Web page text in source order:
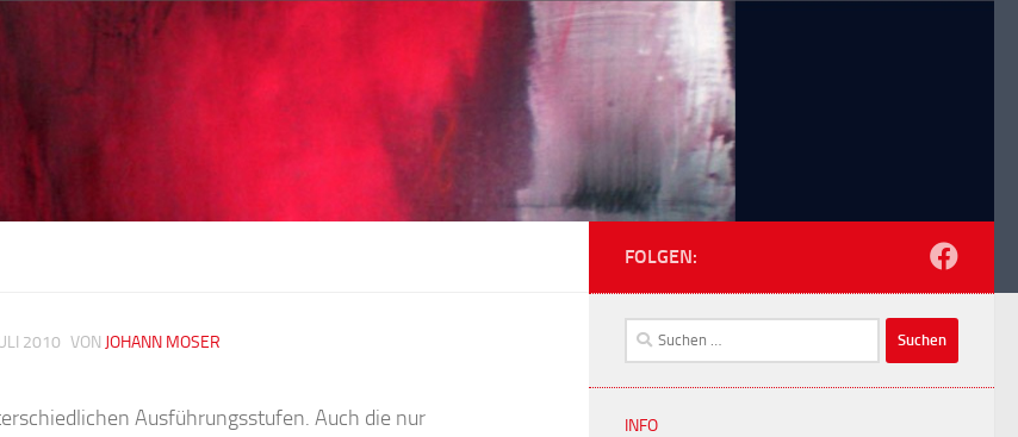
2010 VON JOHANN MOSER
Ausführungsstufen. Auch die nur
FOLGEN:
Suchen
nach:
INFO